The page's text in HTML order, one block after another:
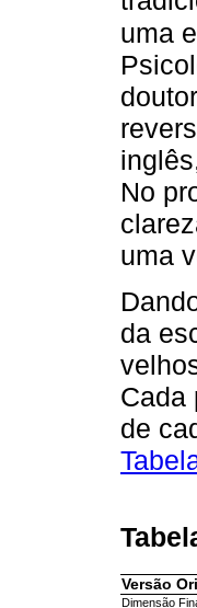
uma
No
uma
da
Cada
de
Versão
Dimensão